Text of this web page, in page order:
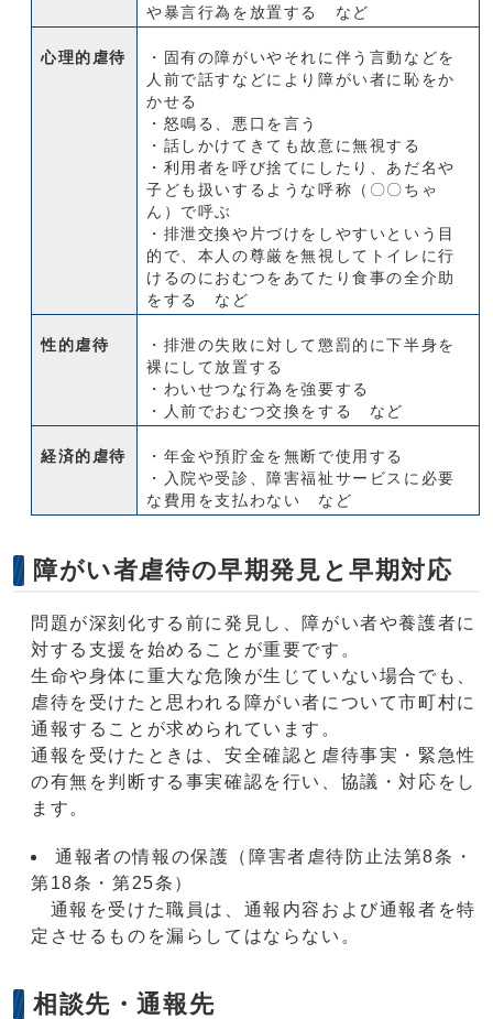
や暴言行為を放置する など
心理的虐待
・固有の障がいやそれに伴う言動などを
人前で話すなどにより障がい者に恥をか
かせる
・怒鳴る、悪口を言う
・話しかけてきても故意に無視する
・利用者を呼び捨てにしたり、あだ名や
子ども扱いするような呼称（〇〇ちゃ
ん）で呼ぶ
・排泄交換や片づけをしやすいという目
的で、本人の尊厳を無視してトイレに行
けるのにおむつをあてたり食事の全介助
をする など
性的虐待
・排泄の失敗に対して懲罰的に下半身を
裸にして放置する
・わいせつな行為を強要する
・人前でおむつ交換をする など
経済的虐待
・年金や預貯金を無断で使用する
・入院や受診、障害福祉サービスに必要
な費用を支払わない など
障がい者虐待の早期発見と早期対応
問題が深刻化する前に発見し、障がい者や養護者に
対する支援を始めることが重要です。
生命や身体に重大な危険が生じていない場合でも、
虐待を受けたと思われる障がい者について市町村に
通報することが求められています。
通報を受けたときは、安全確認と虐待事実・緊急性
の有無を判断する事実確認を行い、協議・対応をし
ます。
通報者の情報の保護（障害者虐待防止法第8条・
第18条・第25条）
通報を受けた職員は、通報内容および通報者を特
定させるものを漏らしてはならない。
相談先・通報先